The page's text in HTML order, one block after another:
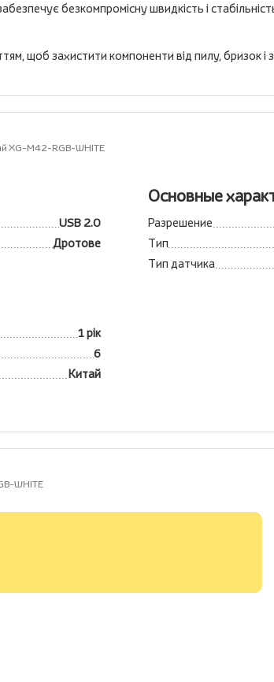
безкомпромісну швидкість і
щоб захистити компоненти від пилу, бризок і
XG-M42-RGB-WHITE
USB 2.0
Дротове
Основные
Разрешение
Тип
Тип датчика
1 рік
6
Китай
WHITE